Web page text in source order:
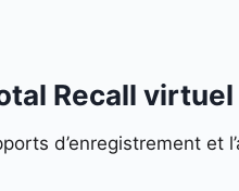
Recall virtuel
d’enregistrement et